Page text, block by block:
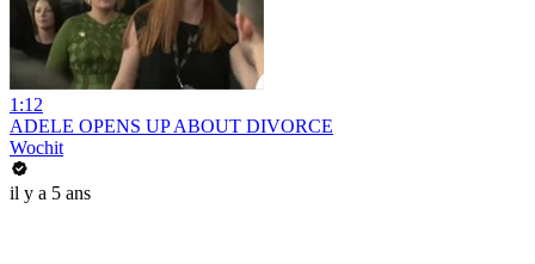
1:12
ADELE OPENS UP ABOUT DIVORCE
Wochit
il y a 5 ans